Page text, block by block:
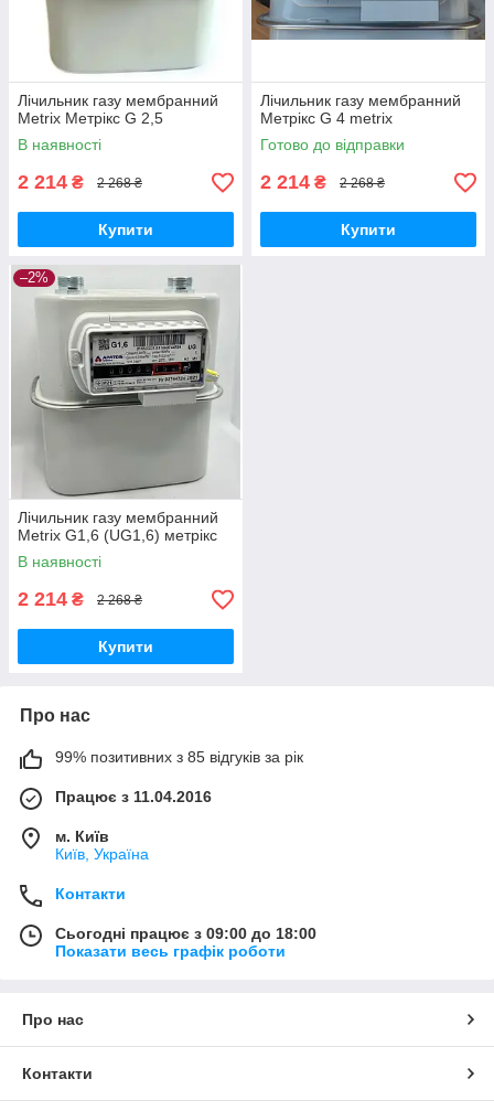
Лічильник газу мембранний
Metrix Метрікс G 2,5
В наявності
2 214 ₴ 2 268 ₴
Купити
Лічильник газу мембранний
Метрікс G 4 metrix
Готово до відправки
2 214 ₴ 2 268 ₴
Купити
–2%
Лічильник газу мембранний
Metrix G1,6 (UG1,6) метрікс
В наявності
2 214 ₴ 2 268 ₴
Купити
Про нас
99% позитивних з 85 відгуків за рік
Працює з 11.04.2016
м. Київ
Київ, Україна
Контакти
Сьогодні працює з 09:00 до 18:00
Показати весь графік роботи
Про нас
Контакти